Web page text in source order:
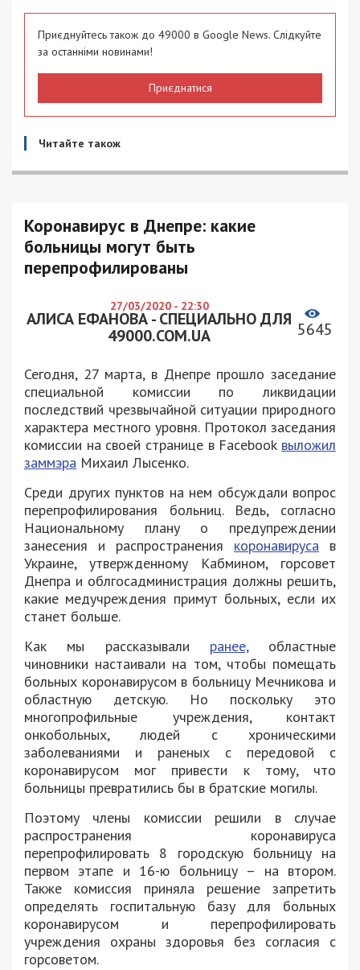
Приєднуйтесь також до 49000 в Google News. Слідкуйте
за останніми новинами!
Приєднатися
Читайте також
Коронавирус в Днепре: какие
больницы могут быть
перепрофилированы
27/03/2020 - 22:30
АЛИСА ЕФАНОВА - СПЕЦИАЛЬНО ДЛЯ
49000.COM.UA
5645
Сегодня, 27 марта, в Днепре прошло заседание
специальной комиссии по ликвидации
последствий чрезвычайной ситуации природного
характера местного уровня. Протокол заседания
комиссии на своей странице в Facebook выложил
заммэра Михаил Лысенко.
Среди других пунктов на нем обсуждали вопрос
перепрофилирования больниц. Ведь, согласно
Национальному плану о предупреждении
занесения и распространения коронавируса в
Украине, утвержденному Кабмином, горсовет
Днепра и облгосадминистрация должны решить,
какие медучреждения примут больных, если их
станет больше.
Как мы рассказывали ранее,областные
чиновники настаивали на том, чтобы помещать
больных коронавирусом в больницу Мечникова и
областную детскую. Но поскольку это
многопрофильные учреждения, контакт
онкобольных, людей с хроническими
заболеваниями и раненых с передовой с
коронавирусом мог привести к тому, что
больницы превратились бы в братские могилы.
Поэтому члены комиссии решили в случае
распространения коронавируса
перепрофилировать 8 городскую больницу на
первом этапе и 16-ю больницу – на втором.
Также комиссия приняла решение запретить
определять госпитальную базу для больных
коронавирусом и перепрофилировать
учреждения охраны здоровья без согласия с
горсоветом.